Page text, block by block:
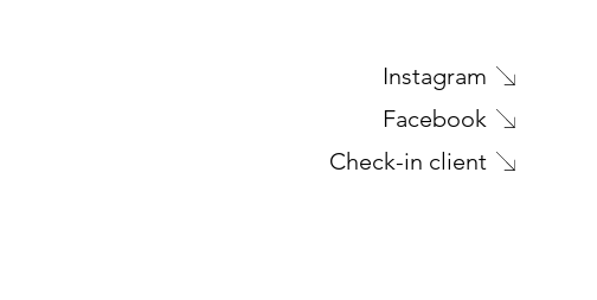
Instagram
Facebook
Check-in client